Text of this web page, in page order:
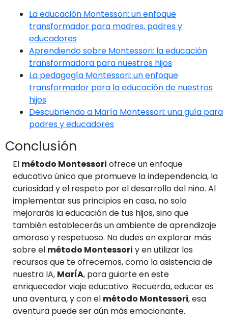
La educación Montessori: un enfoque
transformador para madres, padres y
educadores
Aprendiendo sobre Montessori: la educación
transformadora para nuestros hijos
La pedagogía Montessori: un enfoque
transformador para la educación de nuestros
hijos
Descubriendo a María Montessori: una guía para
padres y educadores
Conclusión
El método Montessori ofrece un enfoque
educativo único que promueve la independencia, la
curiosidad y el respeto por el desarrollo del niño. Al
implementar sus principios en casa, no solo
mejorarás la educación de tus hijos, sino que
también establecerás un ambiente de aprendizaje
amoroso y respetuoso. No dudes en explorar más
sobre el método Montessori y en utilizar los
recursos que te ofrecemos, como la asistencia de
nuestra IA, MarÍA, para guiarte en este
enriquecedor viaje educativo. Recuerda, educar es
una aventura, y con el método Montessori, esa
aventura puede ser aún más emocionante.